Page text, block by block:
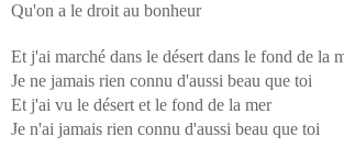
Qu'on a le droit au bonheur
Et j'ai marché dans le désert dans le fond de la
Je ne jamais rien connu d'aussi beau que toi
Et j'ai vu le désert et le fond de la mer
Je n'ai jamais rien connu d'aussi beau que toi